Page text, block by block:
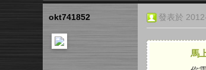
okt741852 發表於
馬